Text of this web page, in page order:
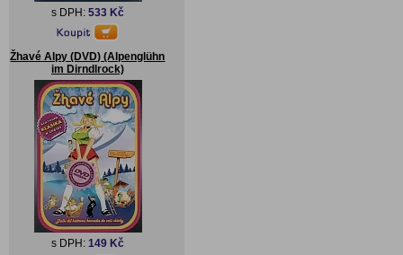
s DPH: 533 Kč
Žhavé Alpy (DVD) (Alpenglühn
im Dirndlrock)
s DPH: 149 Kč